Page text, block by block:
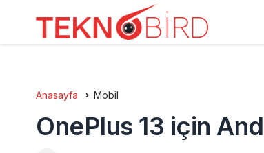
Anasayfa Mobil
OnePlus 13 için